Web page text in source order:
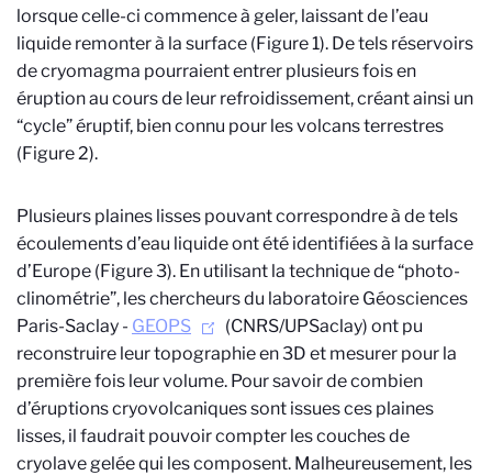
lorsque celle-ci commence à geler, laissant de l’eau
liquide remonter à la surface (Figure 1). De tels réservoirs
de cryomagma pourraient entrer plusieurs fois en
éruption au cours de leur refroidissement, créant ainsi un
“cycle” éruptif, bien connu pour les volcans terrestres
(Figure 2).
Plusieurs plaines lisses pouvant correspondre à de tels
écoulements d’eau liquide ont été identifiées à la surface
d’Europe (Figure 3). En utilisant la technique de “photo-
clinométrie”, les chercheurs du laboratoire Géosciences
Paris-Saclay - GEOPS
(CNRS/UPSaclay) ont pu
reconstruire leur topographie en 3D et mesurer pour la
première fois leur volume. Pour savoir de combien
d’éruptions cryovolcaniques sont issues ces plaines
lisses, il faudrait pouvoir compter les couches de
cryolave gelée qui les composent. Malheureusement, les